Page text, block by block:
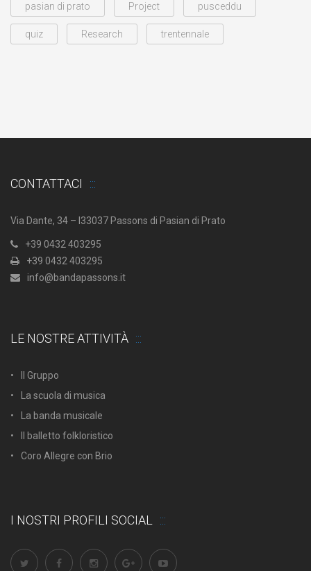
pasian di prato Project pusceddu
quiz Research trentennale
CONTATTACI
Via Dante, 34 – I33037 Passons di Pasian di Prato
+39 0432 403295
+39 0432 403295
info@bandapassons.it
LE NOSTRE ATTIVITÀ
Il Gruppo
La scuola di musica
La banda musicale
Il balletto folkloristico
Coro Allegre con Brio
I NOSTRI PROFILI SOCIAL